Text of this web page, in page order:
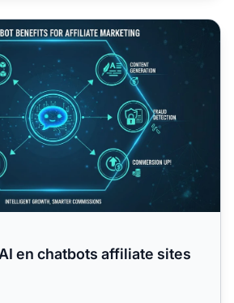
affiliate sites helpen?
en chatbots affiliate sites